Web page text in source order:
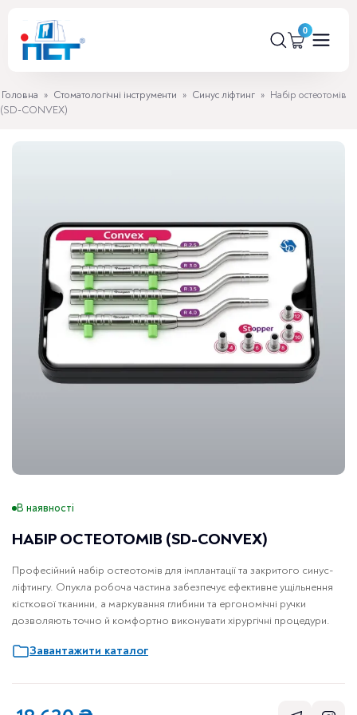
Головна » Стоматологічні інструменти » Синус ліфтинг » Набір остеотомів
(SD-CONVEX)
В наявності
НАБІР ОСТЕОТОМІВ (SD-CONVEX)
Професійний набір остеотомів для імплантації та закритого синус-
ліфтингу. Опукла робоча частина забезпечує ефективне ущільнення
кісткової тканини, а маркування глибини та ергономічні ручки
дозволяють точно й комфортно виконувати хірургічні процедури.
Завантажити каталог